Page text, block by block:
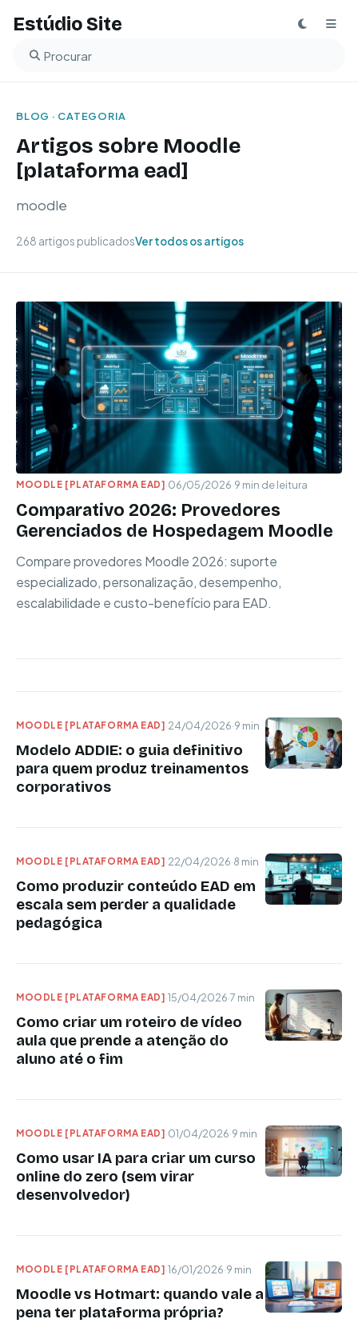
Estúdio Site
Buscar no blog
BLOG · CATEGORIA
Artigos sobre Moodle
[plataforma ead]
moodle
268 artigos publicadosVer todos os artigos
MOODLE [PLATAFORMA EAD]·06/05/2026·9 min de leitura
Comparativo 2026: Provedores
Gerenciados de Hospedagem Moodle
Compare provedores Moodle 2026: suporte
especializado, personalização, desempenho,
escalabilidade e custo-benefício para EAD.
MOODLE [PLATAFORMA EAD]·24/04/2026·9 min
Modelo ADDIE: o guia definitivo
para quem produz treinamentos
corporativos
MOODLE [PLATAFORMA EAD]·22/04/2026·8 min
Como produzir conteúdo EAD em
escala sem perder a qualidade
pedagógica
MOODLE [PLATAFORMA EAD]·15/04/2026·7 min
Como criar um roteiro de vídeo
aula que prende a atenção do
aluno até o fim
MOODLE [PLATAFORMA EAD]·01/04/2026·9 min
Como usar IA para criar um curso
online do zero (sem virar
desenvolvedor)
MOODLE [PLATAFORMA EAD]·16/01/2026·9 min
Moodle vs Hotmart: quando vale a
pena ter plataforma própria?